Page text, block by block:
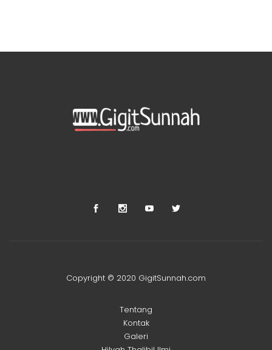
Copyright © 2020 GigitSunnah.com
Tentang
Kontak
Galeri